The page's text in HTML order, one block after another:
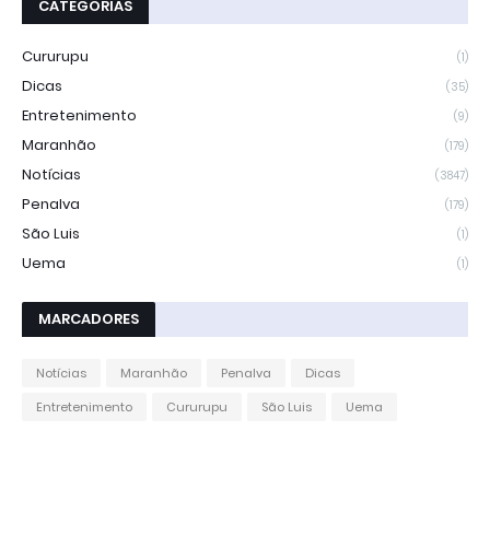
CATEGORIAS
Cururupu (1)
Dicas (35)
Entretenimento (9)
Maranhão (179)
Notícias (3847)
Penalva (179)
São Luis (1)
Uema (1)
MARCADORES
Notícias Maranhão Penalva
Dicas
Entretenimento
Cururupu São Luis Uema